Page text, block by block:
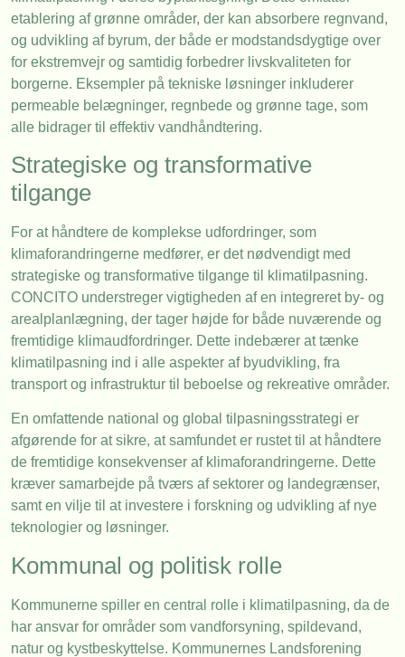
etablering af grønne områder, der kan absorbere regnvand,
og udvikling af byrum, der både er modstandsdygtige over
for ekstremvejr og samtidig forbedrer livskvaliteten for
borgerne. Eksempler på tekniske løsninger inkluderer
permeable belægninger, regnbede og grønne tage, som
alle bidrager til effektiv vandhåndtering.
Strategiske og transformative
tilgange
For at håndtere de komplekse udfordringer, som
klimaforandringerne medfører, er det nødvendigt med
strategiske og transformative tilgange til klimatilpasning.
CONCITO understreger vigtigheden af en integreret by- og
arealplanlægning, der tager højde for både nuværende og
fremtidige klimaudfordringer. Dette indebærer at tænke
klimatilpasning ind i alle aspekter af byudvikling, fra
transport og infrastruktur til beboelse og rekreative områder.
En omfattende national og global tilpasningsstrategi er
afgørende for at sikre, at samfundet er rustet til at håndtere
de fremtidige konsekvenser af klimaforandringerne. Dette
kræver samarbejde på tværs af sektorer og landegrænser,
samt en vilje til at investere i forskning og udvikling af nye
teknologier og løsninger.
Kommunal og politisk rolle
Kommunerne spiller en central rolle i klimatilpasning, da de
har ansvar for områder som vandforsyning, spildevand,
natur og kystbeskyttelse. Kommunernes Landsforening